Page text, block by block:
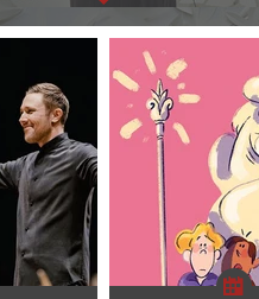
continuar